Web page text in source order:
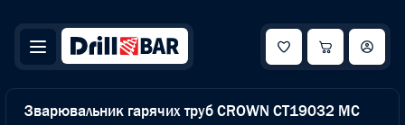
Зварювальник гарячих труб CROWN CT19032 MC